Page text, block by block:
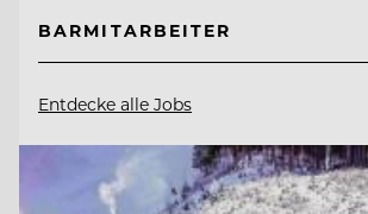
BARMITARBEITER
Entdecke alle Jobs